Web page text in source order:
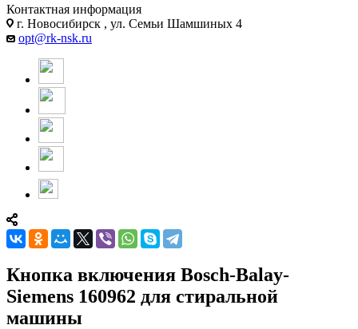
Контактная информация
г. Новосибирск , ул. Семьи Шамшиных 4
opt@rk-nsk.ru
Кнопка включения Bosch-Balay-
Siemens 160962 для стиральной
машины